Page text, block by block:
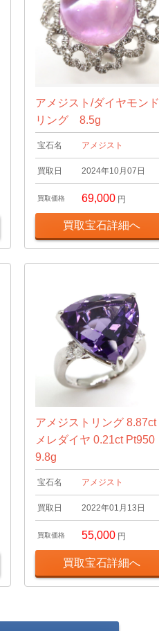
アメジスト/ダイヤモンド
リング 8.5g
宝石名 アメジスト
買取日 2024年10月07日
買取価格 69,000 円
買取宝石詳細へ
アメジストリング 8.87ct
メレダイヤ 0.21ct Pt950
9.8g
宝石名 アメジスト
買取日 2022年01月13日
買取価格 55,000 円
買取宝石詳細へ